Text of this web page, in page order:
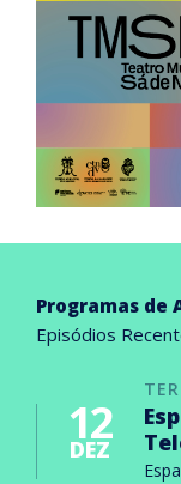
Programas de
Episódios
12
DEZ